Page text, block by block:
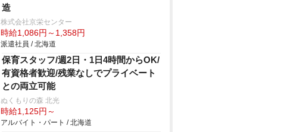
造
株式会社京栄センター
時給1,086円～1,358円
派遣社員 / 北海道
保育スタッフ/週2日・1日4時間からOK/
有資格者歓迎/残業なしでプライベート
との両立可能
ぬくもりの森 北光
時給1,125円～
アルバイト・パート / 北海道